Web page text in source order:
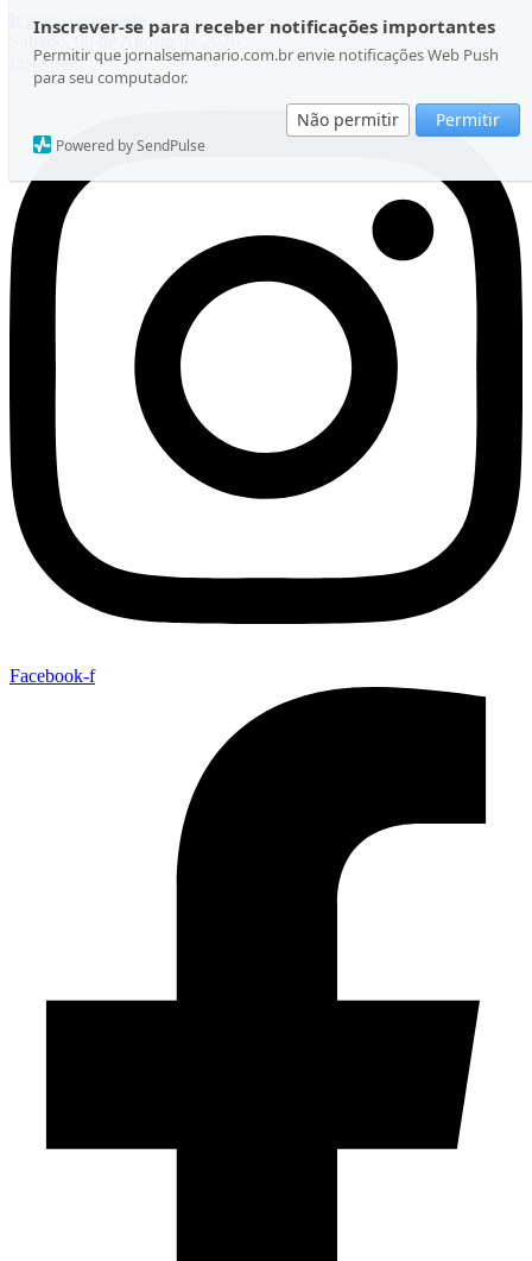
Inscrever-se para receber notificações importantes
Permitir que jornalsemanario.com.br envie notificações Web Push
para seu computador.
Não permitir Permitir
Powered by SendPulse
Ir para o conteúdo
Sábado, 08 de Agosto de 2026
Instagram
Facebook-f